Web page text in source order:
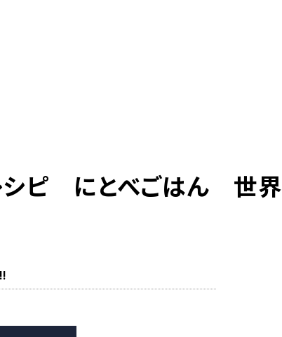
レシピ にとべごはん 世界